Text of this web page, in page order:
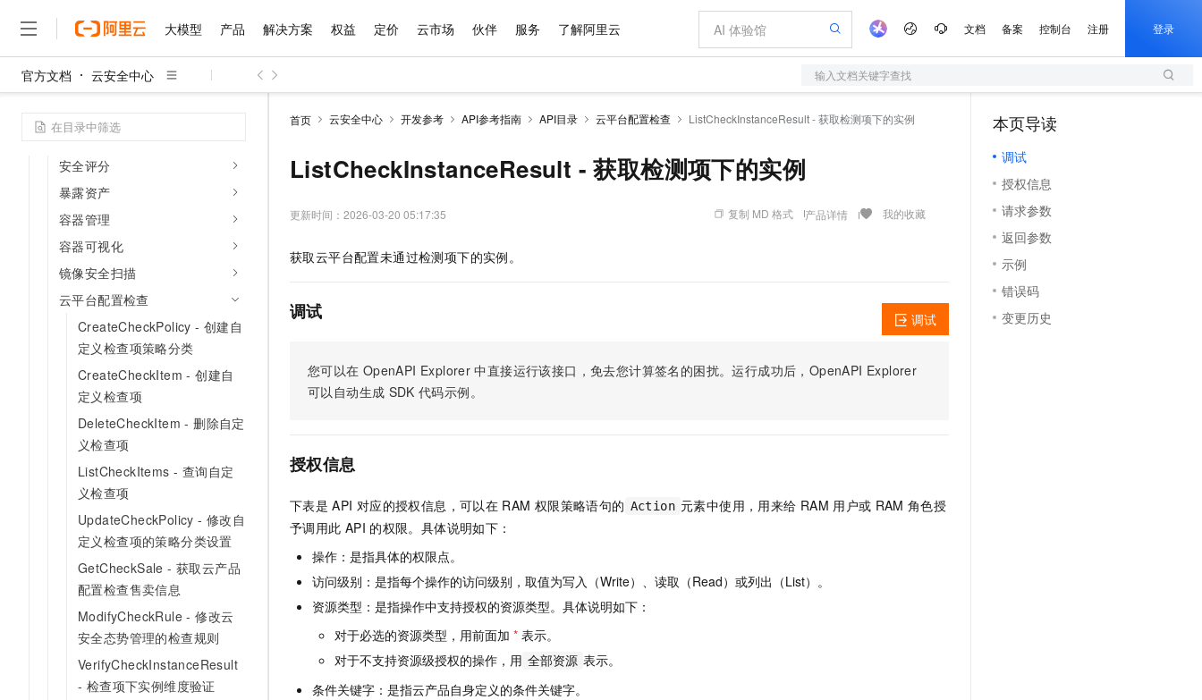
大模型 产品 解决方案 权益 定价 云市场 伙伴 服务 了解阿里云 文档 备案 控制台 注册 登录
官方文档 云安全中心 输入文档关键字查找
容器文件防御
容器微隔离
Agent客户端
资产指纹
安全评分
暴露资产
容器管理
容器可视化
镜像安全扫描
云平台配置检查
CreateCheckPolicy - 创建自
定义检查项策略分类
CreateCheckItem - 创建自
定义检查项
DeleteCheckItem - 删除自定
义检查项
ListCheckItems - 查询自定
义检查项
UpdateCheckPolicy - 修改自
定义检查项的策略分类设置
GetCheckSale - 获取云产品
配置检查售卖信息
ModifyCheckRule - 修改云
安全态势管理的检查规则
VerifyCheckInstanceResult
- 检查项下实例维度验证
首页 云安全中心 开发参考 API参考指南 API目录 云平台配置检查 ListCheckInstanceResult - 获取检测项下的实例
ListCheckInstanceResult - 获取检测项下的实例
更新时间： 2026-03-20 05:17:35 复制 MD 格式 产品详情 我的收藏
获取云平台配置未通过检测项下的实例。
调试
您可以在 OpenAPI Explorer 中直接运行该接口，免去您计算签名的困扰。运行成功后，OpenAPI Explorer
可以自动生成 SDK 代码示例。
调试
授权信息
下表是 API 对应的授权信息，可以在 RAM 权限策略语句的 Action 元素中使用，用来给 RAM 用户或 RAM 角色授
予调用此 API 的权限。具体说明如下：
操作：是指具体的权限点。
访问级别：是指每个操作的访问级别，取值为写入（Write）、读取（Read）或列出（List）。
资源类型：是指操作中支持授权的资源类型。具体说明如下：
对于必选的资源类型，用前面加 * 表示。
对于不支持资源级授权的操作，用 全部资源 表示。
条件关键字：是指云产品自身定义的条件关键字。
本页导读
调试
授权信息
请求参数
返回参数
示例
错误码
变更历史
大模型
千问AI平台 大模型服务平台百炼
Qwen3-VL-Plus
语音识别与合成
Qwen3-TTS-Flash
大模型服务
千问AI平台-Token Plan NEW
个人版上线、团队版降价；千问3.8-Max首发发尝鲜
千问AI平台-模型体验
在线体验全尺寸、多种模态的模型效果
Happy 系列大模型
新一代 AI 视频生成模型，深度适配广告营销等场景
大模型服务平台百炼-应用模版
丰富多元化的应用模版和解决方案
大模型服务平台百炼-智能体
灵活可视化地构建企业级 Agent
人工智能平台 PAI
Qoder HOT
产品
精选产品
人工智能与机器学习
计算
容器
网络与CDN
中间件
数据库
大数据计算
媒体服务
域名与网站
终端用户计算
精选产品
多元化、高性能、安全可靠的大模型服务
无影云电脑
随时随地安全接入的云上超级电脑
云解析DNS
面向分析的企业级SaaS模式云数据仓库
提供智能易用的域名与建站服务
人工智能平台 PAI
一站式AI开发、训练和推理服务
提供一站式管理容器应用的 K8s 服务
安全可靠、弹性可伸缩的云计算服务
全托管，含MySQL、PostgreSQL、SQL Server、MariaDB多引擎
100%兼容MySQL、PostgreSQL，兼容Oracle，支持集中和分布式
云原生的云上边界网络安全防护产品
轻量应用服务器
数字证书管理服务（原SSL证书）
实现全站HTTPS，呈现可信的WEB访问
短信服务
大数据开发治理平台 DataWorks
解决方案
精选解决方案
互联网应用开发
大数据
现代化应用
可观测
上云与迁云
企业出海
政企业务
精选解决方案
Hermes Agent，打造自进化智能体
自主进化，持久记忆，越用越聪明
快速拥有专属 OpenClaw
Qwen-Audio-3.0-Realtime 端到端实时语音角色扮演
5 分钟轻松部署专属 QwenPaw
输入一句话想法, 轻松生成专业的 PPT
一键购买专属联机服务器，轻松开启游戏
以可视化方式快速构建移动和 PC 门户网站
Agency Agents：拥有专属领域专家
HappyHorse 打造一站式影视创作平台
漫剧工坊：一站式动画创作平台
快速生产连贯的高质量长漫剧
10 分钟搭建微信、支付宝小程序
高效部署网站，快速应用到小程序
权益 普惠上云
推荐新用户得奖励，单订单最高返9万
云工开物
高校专属算力普惠，学生认证享300元代金券
免费试用
最高领取价值200元试用点，立即开启云上创新
140+云产品 免费试用
大模型ACA认证体验
AI 特惠
至高享 1亿+免费 tokens，加速 Al 应用落地
Token Plan 模型订阅计划
Qwen3.8-Max 首发尝鲜，限时加量 10 倍，夜间低至2折
送.CN域名，送备案服务码
AI 场景体验
智能编程，一键开启高性价比 AI 编程新体验
从图文生成到视频创作，一键激活电商全链路生产力
0 代码专业建站，无忧落地极速上线
AI助力短剧漫剧创作，剧本、分镜、视频高效生成
AI 活动
AI 生产力先锋
先锋实践拓展 AI 生产力的边界
飞天发布时刻
所见，即是所愿
AI 实训营
从基础到进阶，Agent 创客手把手教你
创新加速
定价 产品定价
了解云产品的定价详情
云上成本管理
管理和优化成本
价格计算器
自助选配和估算价格
价格优势
配置报价器
阿里云 OPC 创新助力计划
Token 补贴，五大权
益加速 OPC 成功
云市场 精选商城
多端小程序
观测云
Tuya 物联网平台阿里云版
电子合同
AI空中课堂在线直播课堂（旗舰版）
生态解决方案
行业生态解决方案
开发者生态解决方案
AI 开发和 AI 应用解决方案
数据与 API
手机三要素
OCR 文字识别
快递物流查询
OA 办公系统
400电话
广告营销
基础软件
宝塔 Linux
WordPress
建站小程序
定制建站
专业服务
公司注册
上云迁移
代维服务
伙伴 成为销售伙伴
咨询伙伴
销售伙伴合作计划
无影生态合作计划
Consulting Partner 合作计划
成为产品伙伴
产品生态伙伴
产品伙伴合作计划
弹性计算合作计划
成为服务伙伴
服务伙伴合作计划
Al MaaS 服务伙伴赋能合作
伙伴信用分合作计划
更多支持
合作伙伴培训与认证
查询合作伙伴
登录合作伙伴管理后台
服务 售前咨询
自助服务
在线服务
短信专区
企业增值服务
专家技术服务
企业成长
阿里云认证
全部认证
开发者社区
镜像站
我要反馈
我要建议
了解阿里云 为什么选择阿里云
技术领先
分析师报告
研究报告与白皮书
AI 算法大赛
入门学习赛
最佳实践
云上奥运之旅
看见新力量
市场活动
阿里云中企出海大会
高校合作
加入我们
校园招聘